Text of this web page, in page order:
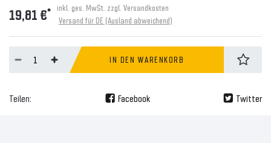
19,81 €* inkl. ges. MwSt. zzgl. Versandkosten
Versand für DE (Ausland abweichend)
IN DEN WARENKORB
Teilen: Facebook Twitter